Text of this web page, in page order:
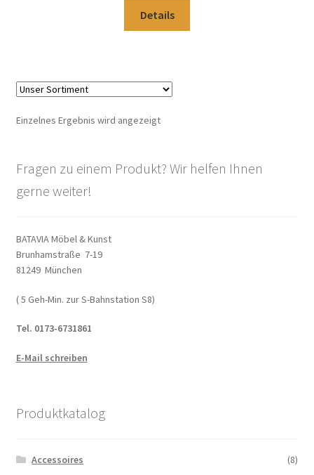
Versandkosten und Zahlungsbedingungen
Details
Einzelnes Ergebnis wird angezeigt
Fragen zu einem Produkt? Wir helfen Ihnen
gerne weiter!
BATAVIA Möbel & Kunst
Brunhamstraße 7-19
81249 München
( 5 Geh-Min. zur S-Bahnstation S8)
Tel. 0173-6731861
E-Mail schreiben
Produktkatalog
Accessoires
(8)